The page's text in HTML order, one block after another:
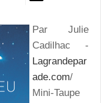
Par Julie
Cadilhac -
Lagrandepar
ade.com/
Mini-Taupe